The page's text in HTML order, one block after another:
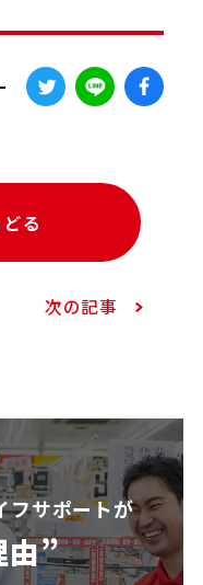
る
次の記事
フサポートが
由”